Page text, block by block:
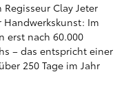
Clay Jeter
Im
erst nach 60.000
– das entspricht einer
250 Tage im Jahr